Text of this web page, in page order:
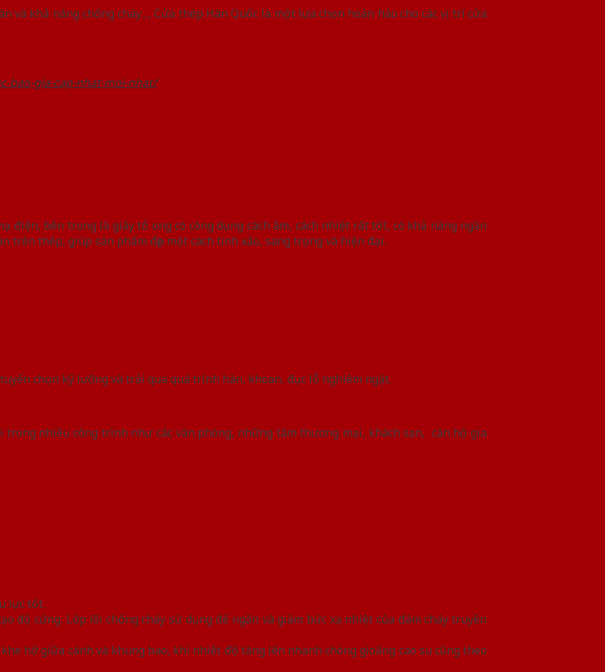
khả năng chống cháy…, Cửa thép Hàn Quốc là một lựa chọn hoàn hảo cho các vị trí cửa
bao-gia-cap-nhat-moi-nhat/
điện, bên trong là giấy tổ ong có công dụng cách âm, cách nhiệt rất tốt, có khả năng ngăn
trên thép, giúp sản phẩm đẹp một cách tinh xảo, sang trọng và hiện đại.
chọn kỹ lưỡng và trải qua quá trình hàn, khoan, đục lỗ nghiêm ngặt.
nhiều công trình như các văn phòng, những tâm thương mại, khách sạn, căn hộ gia
lực tốt.
độ cứng. Lớp lõi chống cháy sử dụng để ngăn và giảm bức xạ nhiệt của đám cháy truyền
hở giữa cánh và khung bao, khi nhiệt độ tăng lên nhanh chóng gioăng cao su cũng theo